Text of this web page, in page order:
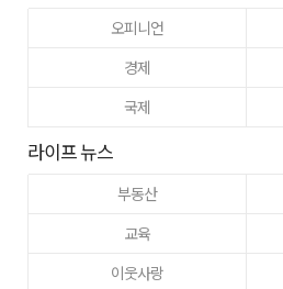
오피니언
경제
국제
라이프 뉴스
부동산
교육
이웃사랑